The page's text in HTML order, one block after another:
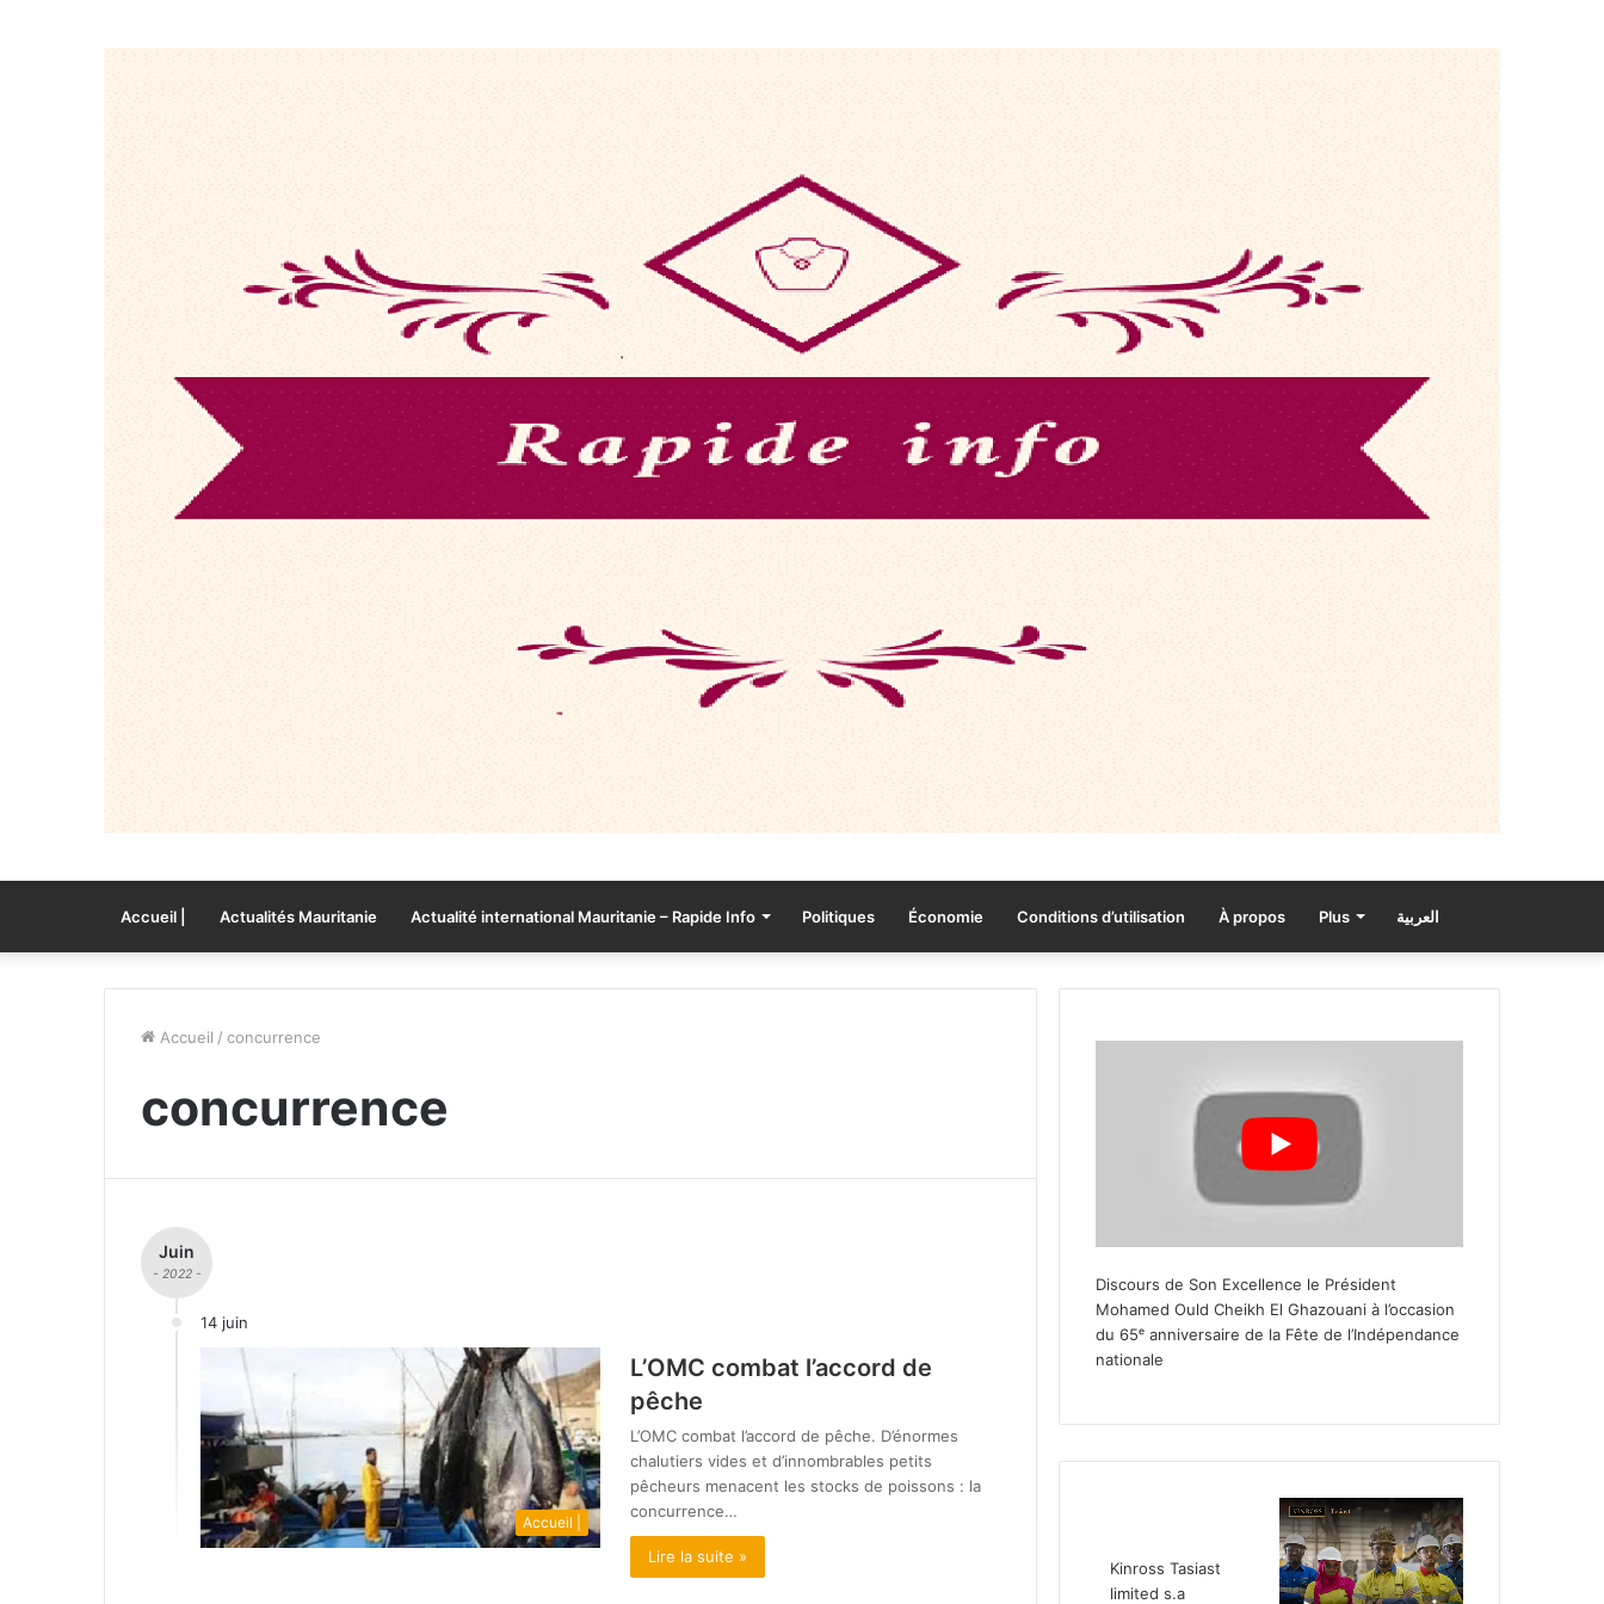
Accueil | Actualités Mauritanie Actualité international Mauritanie – Rapide Info Politiques Économie Conditions d’utilisation À propos Plus العربية
Accueil / concurrence
concurrence
Juin
- 2022 -
14 juin
Accueil |
L’OMC combat l’accord de
pêche
L’OMC combat l’accord de pêche. D’énormes
chalutiers vides et d’innombrables petits
pêcheurs menacent les stocks de poissons : la
concurrence…
Lire la suite »
Discours de Son Excellence le Président
Mohamed Ould Cheikh El Ghazouani à l’occasion
du 65ᵉ anniversaire de la Fête de l’Indépendance
nationale
Kinross Tasiast
limited s.a